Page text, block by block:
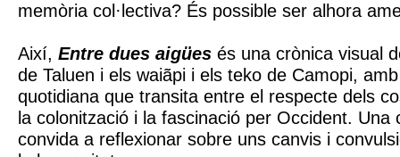
memòria col·lectiva? És possible ser alhora
Així, Entre dues aigües és una crònica visual
de Taluen i els waiãpi i els teko de Camopi,
quotidiana que transita entre el respecte dels
la colonització i la fascinació per Occident. Una
convida a reflexionar sobre uns canvis i